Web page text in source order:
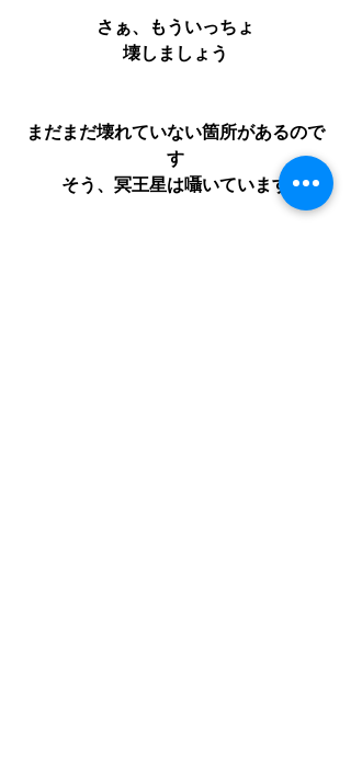
さぁ、もういっちょ
壊しましょう
まだまだ壊れていない箇所があるので
す
そう、冥王星は囁いています